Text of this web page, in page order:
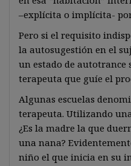
–explícita o implícita-
Pero si el requisito
la autosugestión en el
un estado de
terapeuta que guíe el
Algunas escuelas
terapeuta. Utilizando
¿Es la madre la que
una nana?
niño el que inicia en su